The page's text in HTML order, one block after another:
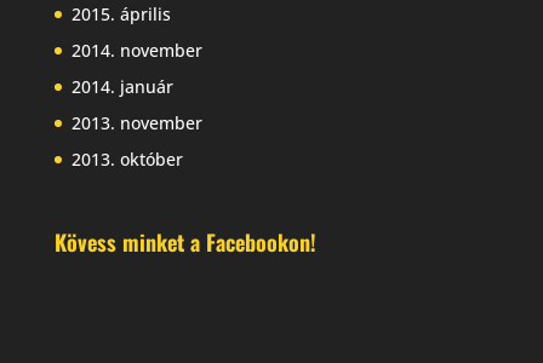
2015. április
2014. november
2014. január
2013. november
2013. október
Kövess minket a Facebookon!